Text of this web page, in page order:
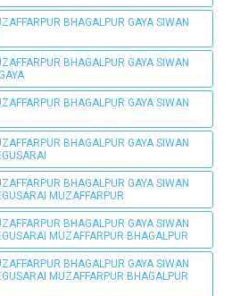
BHAGALPUR GAYA SIWAN
BHAGALPUR GAYA SIWAN
BHAGALPUR GAYA SIWAN
BHAGALPUR GAYA SIWAN
BHAGALPUR GAYA SIWAN
MUZAFFARPUR
BHAGALPUR GAYA SIWAN
MUZAFFARPUR BHAGALPUR
BHAGALPUR GAYA SIWAN
MUZAFFARPUR BHAGALPUR